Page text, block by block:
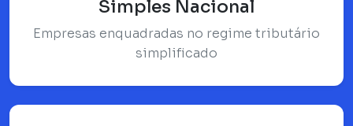
Simples Nacional
Empresas enquadradas no regime tributário
simplificado